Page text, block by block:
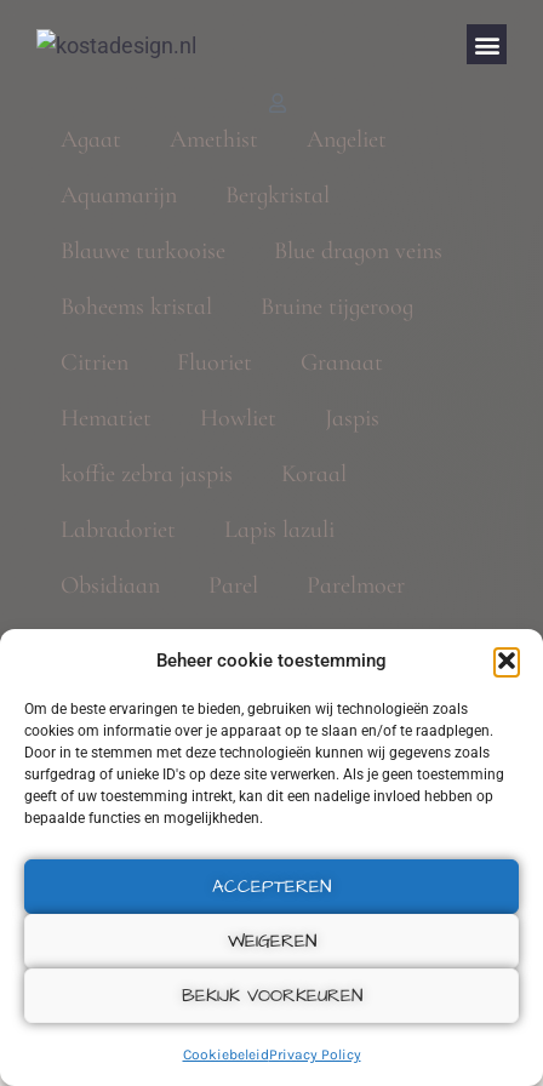
Beheer cookie toestemming
Om de beste ervaringen te bieden, gebruiken wij technologieën zoals
cookies om informatie over je apparaat op te slaan en/of te raadplegen.
Door in te stemmen met deze technologieën kunnen wij gegevens zoals
surfgedrag of unieke ID's op deze site verwerken. Als je geen toestemming
geeft of uw toestemming intrekt, kan dit een nadelige invloed hebben op
bepaalde functies en mogelijkheden.
ACCEPTEREN
WEIGEREN
BEKIJK VOORKEUREN
CookiebeleidPrivacy Policy
Agaat Amethist
Angeliet
Aquamarijn
Bergkristal
Blauwe turkooise
Blue dragon veins
Boheems kristal
Bruine tijgeroog
Citrien
Fluoriet
Granaat
Hematiet
Howliet
Jaspis
koffie zebra jaspis
Koraal
Labradoriet
Lapis lazuli
Obsidiaan
Parel
Parelmoer
Sodaliet
terahertz
Tibetaanse Dzi 9 ogen agaat